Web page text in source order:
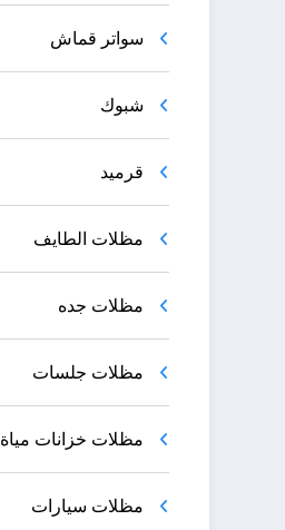
سواتر قماش
شبوك
قرميد
مظلات الطايف
مظلات جده
مظلات جلسات
مظلات خزانات مياة
مظلات سيارات